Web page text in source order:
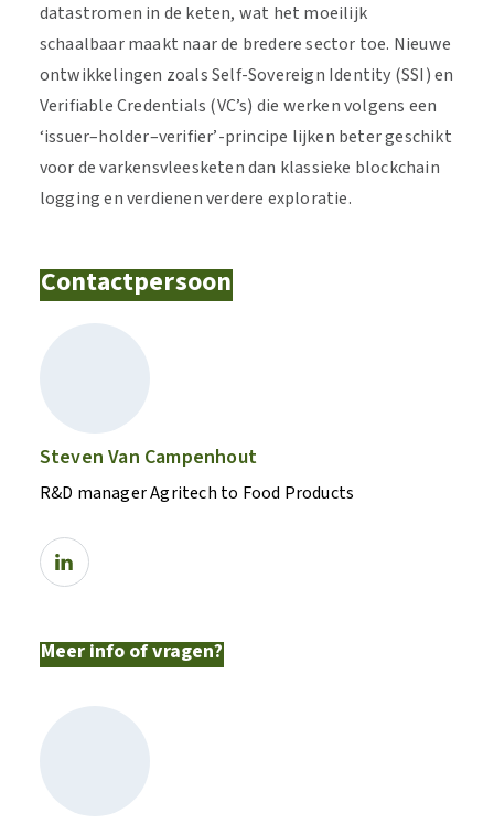
datastromen in de keten, wat het moeilijk
schaalbaar maakt naar de bredere sector toe. Nieuwe
ontwikkelingen zoals Self-Sovereign Identity (SSI) en
Verifiable Credentials (VC’s) die werken volgens een
‘issuer–holder–verifier’-principe lijken beter geschikt
voor de varkensvleesketen dan klassieke blockchain
logging en verdienen verdere exploratie.
Contactpersoon
Steven Van Campenhout
R&D manager Agritech to Food Products
Meer info of vragen?